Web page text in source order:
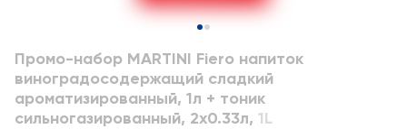
Промо-набор MARTINI Fiero напиток
виноградосодержащий сладкий
ароматизированный, 1л + тоник
сильногазированный, 2х0.33л, 1L